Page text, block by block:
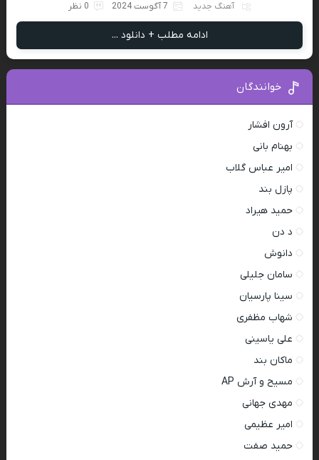
آهنگ جدید 7 آگوست 2024 0 نظر
ادامه مطلب + دانلود ...
خوانندگان
آرون افشار
بهنام بانی
امیر عباس گلاب
پازل بند
حمید هیراد
د دن
دانوش
سامان جلیلی
سینا پارسیان
شهاب مظفری
علی یاسینی
ماکان بند
مسیح و آرش AP
مهدی جهانی
امیر عظیمی
حمید صفت